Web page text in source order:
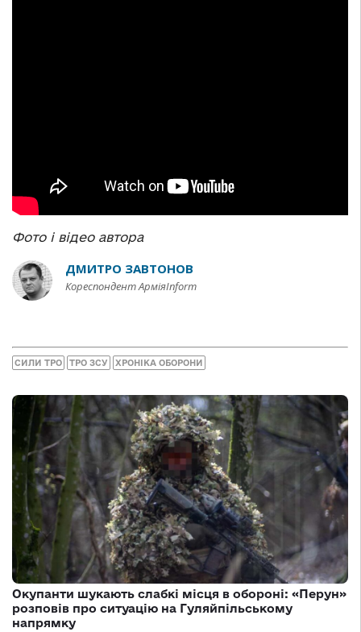
Фото і відео автора
ДМИТРО ЗАВТОНОВ
Кореспондент АрміяInform
СИЛИ ТРО ТРО ЗСУ ХРОНІКА ОБОРОНИ
Окупанти шукають слабкі місця в обороні: «Перун»
розповів про ситуацію на Гуляйпільському
напрямку